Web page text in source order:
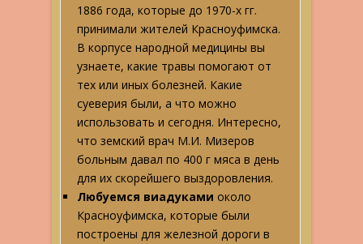
1886 года, которые до 1970-х гг.
принимали жителей Красноуфимска.
В корпусе народной медицины вы
узнаете, какие травы помогают от
тех или иных болезней. Какие
суеверия были, а что можно
использовать и сегодня. Интересно,
что земский врач М.И. Мизеров
больным давал по 400 г мяса в день
для их скорейшего выздоровления.
Любуемся виадуками около
Красноуфимска, которые были
построены для железной дороги в